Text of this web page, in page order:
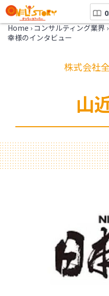
Home › コンサルティング業界 ›
幸様のインタビュー
株式会社
山